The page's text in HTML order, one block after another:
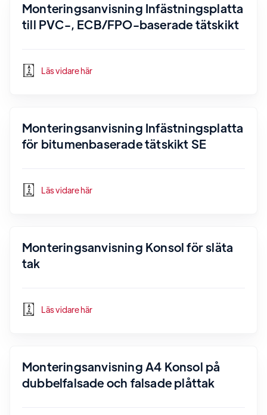
Monteringsanvisning Infästningsplatta
till PVC-, ECB/FPO-baserade tätskikt
Läs vidare här
Monteringsanvisning Infästningsplatta
för bitumenbaserade tätskikt SE
Läs vidare här
Monteringsanvisning Konsol för släta
tak
Läs vidare här
Monteringsanvisning A4 Konsol på
dubbelfalsade och falsade plåttak